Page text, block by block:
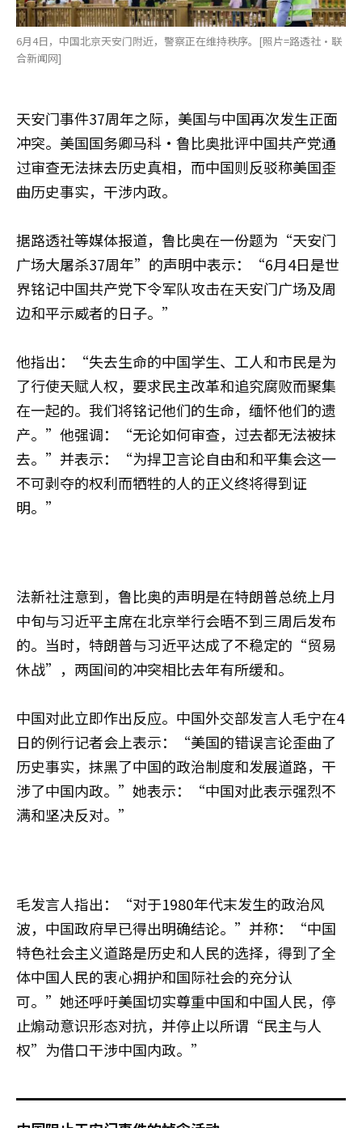
6月4日，中国北京天安门附近，警察正在维持秩序。[照片=路透社·联
合新闻网]
天安门事件37周年之际，美国与中国再次发生正面
冲突。美国国务卿马科·鲁比奥批评中国共产党通
过审查无法抹去历史真相，而中国则反驳称美国歪
曲历史事实，干涉内政。
据路透社等媒体报道，鲁比奥在一份题为“天安门
广场大屠杀37周年”的声明中表示：“6月4日是世
界铭记中国共产党下令军队攻击在天安门广场及周
边和平示威者的日子。”
他指出：“失去生命的中国学生、工人和市民是为
了行使天赋人权，要求民主改革和追究腐败而聚集
在一起的。我们将铭记他们的生命，缅怀他们的遗
产。”他强调：“无论如何审查，过去都无法被抹
去。”并表示：“为捍卫言论自由和和平集会这一
不可剥夺的权利而牺牲的人的正义终将得到证
明。”
法新社注意到，鲁比奥的声明是在特朗普总统上月
中旬与习近平主席在北京举行会晤不到三周后发布
的。当时，特朗普与习近平达成了不稳定的“贸易
休战”，两国间的冲突相比去年有所缓和。
中国对此立即作出反应。中国外交部发言人毛宁在4
日的例行记者会上表示：“美国的错误言论歪曲了
历史事实，抹黑了中国的政治制度和发展道路，干
涉了中国内政。”她表示：“中国对此表示强烈不
满和坚决反对。”
毛发言人指出：“对于1980年代末发生的政治风
波，中国政府早已得出明确结论。”并称：“中国
特色社会主义道路是历史和人民的选择，得到了全
体中国人民的衷心拥护和国际社会的充分认
可。”她还呼吁美国切实尊重中国和中国人民，停
止煽动意识形态对抗，并停止以所谓“民主与人
权”为借口干涉中国内政。”